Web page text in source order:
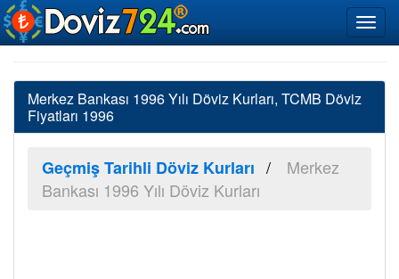
Merkez Bankası 1996 Yılı Döviz Kurları, TCMB Döviz
Fiyatları 1996
Geçmiş Tarihli Döviz Kurları
Merkez
Bankası 1996 Yılı Döviz Kurları